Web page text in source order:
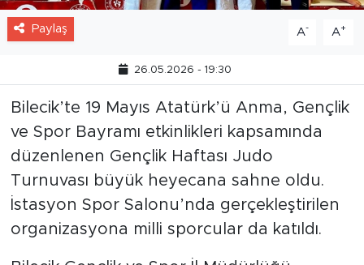
Paylaş A- A+
26.05.2026 - 19:30
Bilecik’te 19 Mayıs Atatürk’ü Anma, Gençlik
ve Spor Bayramı etkinlikleri kapsamında
düzenlenen Gençlik Haftası Judo
Turnuvası büyük heyecana sahne oldu.
İstasyon Spor Salonu’nda gerçekleştirilen
organizasyona milli sporcular da katıldı.